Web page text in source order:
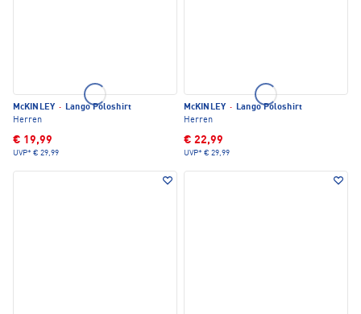
McKINLEY · Lango Poloshirt
Herren
€ 19,99
UVP* € 29,99
McKINLEY · Lango Poloshirt
Herren
€ 22,99
UVP* € 29,99